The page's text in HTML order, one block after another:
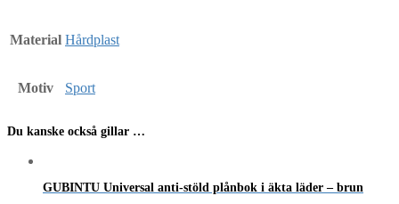
Material Hårdplast
Motiv Sport
Du kanske också gillar …
GUBINTU Universal anti-stöld plånbok i äkta läder – brun